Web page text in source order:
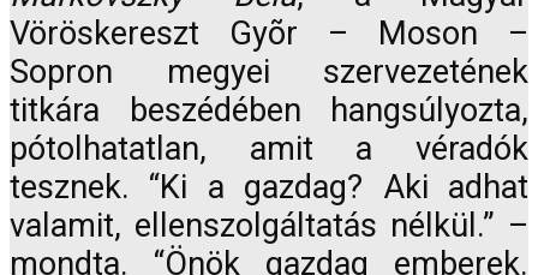
Vöröskereszt Gyõr – Moson –
Sopron megyei szervezetének
titkára beszédében hangsúlyozta,
pótolhatatlan, amit a véradók
tesznek. “Ki a gazdag? Aki adhat
valamit, ellenszolgáltatás nélkül.” –
mondta. “Önök gazdag emberek.